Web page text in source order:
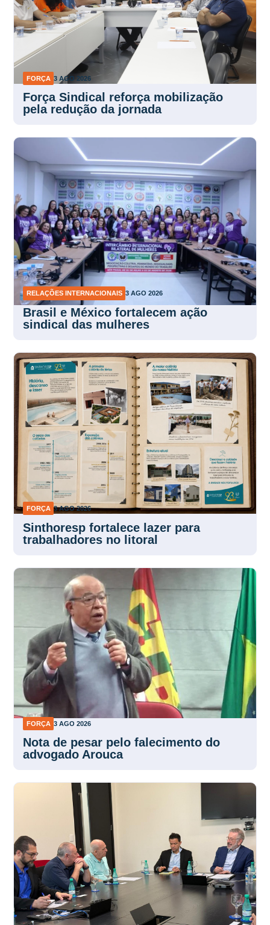
FORÇA 3 AGO 2026
Força Sindical reforça mobilização
pela redução da jornada
RELAÇÕES INTERNACIONAIS 3 AGO 2026
Brasil e México fortalecem ação
sindical das mulheres
FORÇA 3 AGO 2026
Sinthoresp fortalece lazer para
trabalhadores no litoral
FORÇA 3 AGO 2026
Nota de pesar pelo falecimento do
advogado Arouca